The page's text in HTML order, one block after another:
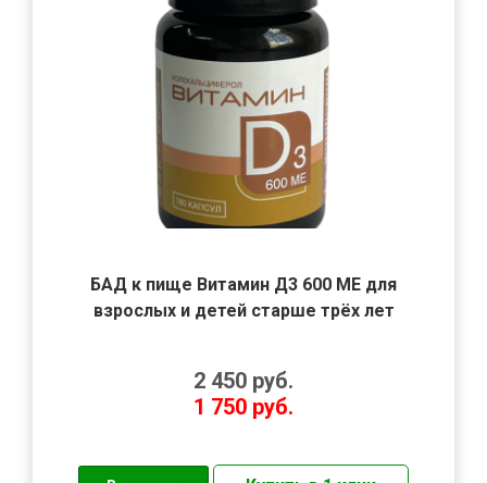
БАД к пище Витамин Д3 600 МЕ для
взрослых и детей старше трёх лет
2 450 руб.
1 750 руб.